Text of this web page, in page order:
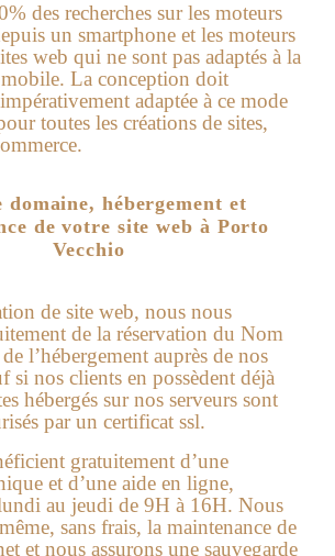
des recherches sur les moteurs
un smartphone et les moteurs
web qui ne sont pas adaptés à la
La conception doit
adaptée à ce mode
toutes les créations de sites,
domaine, hébergement et
de votre site web à Porto
Vecchio
de site web, nous nous
de la réservation du Nom
l’hébergement auprès de nos
si nos clients en possèdent déjà
hébergés sur nos serveurs sont
par un certificat ssl.
gratuitement d’une
et d’une aide en ligne,
au jeudi de 9H à 16H. Nous
sans frais, la maintenance de
et nous assurons une sauvegarde